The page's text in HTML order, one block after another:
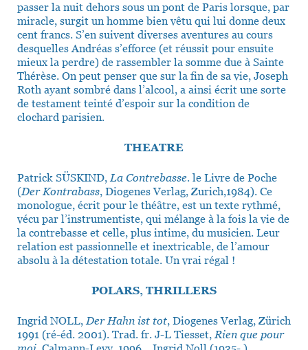
passer la nuit dehors sous un pont de Paris lorsque, par
miracle, surgit un homme bien vêtu qui lui donne deux
cent francs. S’en suivent diverses aventures au cours
desquelles Andréas s’efforce (et réussit pour ensuite
mieux la perdre) de rassembler la somme due à Sainte
Thérèse. On peut penser que sur la fin de sa vie, Joseph
Roth ayant sombré dans l’alcool, a ainsi écrit une sorte
de testament teinté d’espoir sur la condition de
clochard parisien.
THEATRE
Patrick SÜSKIND, La Contrebasse. le Livre de Poche
(Der Kontrabass, Diogenes Verlag, Zurich,1984). Ce
monologue, écrit pour le théâtre, est un texte rythmé,
vécu par l’instrumentiste, qui mélange à la fois la vie de
la contrebasse et celle, plus intime, du musicien. Leur
relation est passionnelle et inextricable, de l’amour
absolu à la détestation totale. Un vrai régal !
POLARS, THRILLERS
Ingrid NOLL, Der Hahn ist tot, Diogenes Verlag, Zürich
1991 (ré-éd. 2001). Trad. fr. J-L Tiesset, Rien que pour